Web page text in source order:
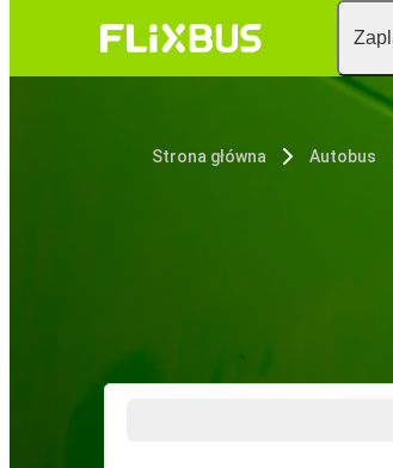
Strona główna Autobus